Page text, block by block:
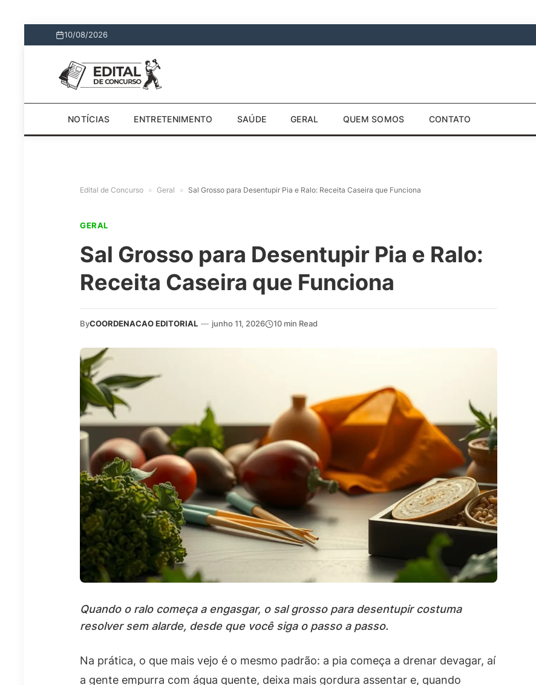
10/08/2026
NOTÍCIAS ENTRETENIMENTO SAÚDE GERAL QUEM SOMOS CONTATO
Edital de Concurso » Geral » Sal Grosso para Desentupir Pia e Ralo: Receita Caseira que Funciona
GERAL
Sal Grosso para Desentupir Pia e Ralo:
Receita Caseira que Funciona
ByCOORDENACAO EDITORIAL — junho 11, 2026 10 min Read
Quando o ralo começa a engasgar, o sal grosso para desentupir costuma
resolver sem alarde, desde que você siga o passo a passo.
Na prática, o que mais vejo é o mesmo padrão: a pia começa a drenar devagar, aí
a gente empurra com água quente, deixa mais gordura assentar e, quando